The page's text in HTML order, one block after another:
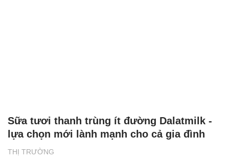
THỊ TRƯỜNG
Sữa tươi thanh trùng ít đường Dalatmilk -
lựa chọn mới lành mạnh cho cả gia đình